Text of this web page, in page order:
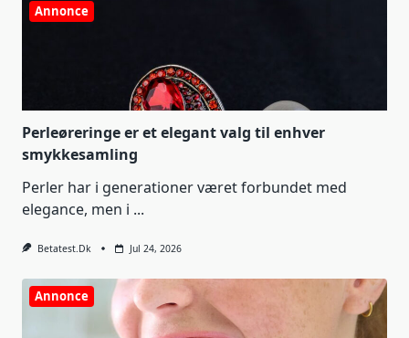
Annonce
Perleøreringe er et elegant valg til enhver
smykkesamling
Perler har i generationer været forbundet med
elegance, men i ...
Betatest.dk Jul 24, 2026
Annonce